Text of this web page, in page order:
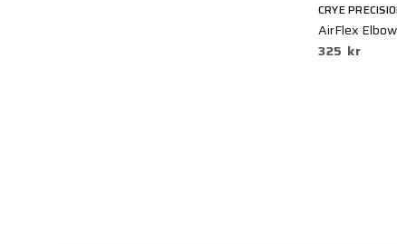
CRYE
AirFlex
325 kr